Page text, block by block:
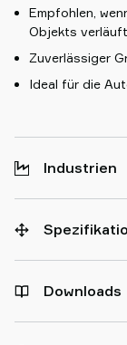
Empfohlen,
Objekts verläuft.
Zuverlässiger
Ideal für die
Industrien
Downloads